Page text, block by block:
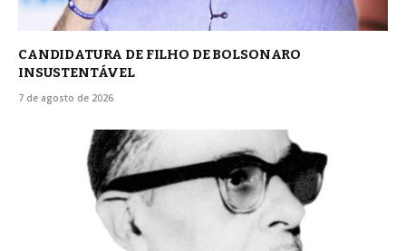
CANDIDATURA DE FILHO DE BOLSONARO
INSUSTENTÁVEL
7 de agosto de 2026